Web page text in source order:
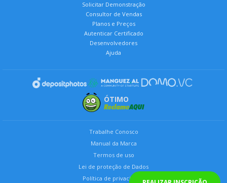
Solicitar Demonstração
Consultor de Vendas
Planos e Preços
Autenticar Certificado
Desenvolvedores
Ajuda
ÓTIMO
Trabalhe Conosco
Manual da Marca
Termos de uso
Lei de proteção de Dados
Política de privacidade